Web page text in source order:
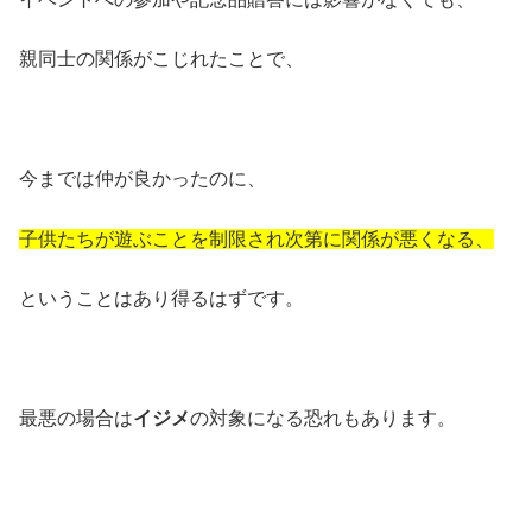
親同士の関係がこじれたことで、
今までは仲が良かったのに、
子供たちが遊ぶことを制限され次第に関係が悪くなる、
ということはあり得るはずです。
最悪の場合はイジメの対象になる恐れもあります。